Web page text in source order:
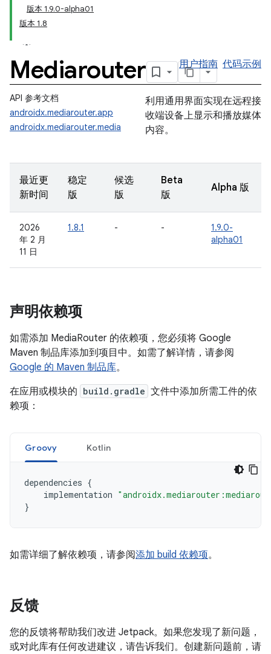
版本 1.9.0-alpha01
版本 1.8
Mediarouter 用户指南 代码示例
API 参考文档
androidx.mediarouter.app
androidx.mediarouter.media
利用通用界面实现在远程接
收端设备上显示和播放媒体
内容。
最近更
新时间
稳定
版
候选
版
Beta
版
Alpha 版
2026
年 2 月
11 日
1.8.1 - -
1.9.0-
alpha01
声明依赖项
如需添加 MediaRouter 的依赖项，您必须将 Google
Maven 制品库添加到项目中。如需了解详情，请参阅
Google 的 Maven 制品库。
在应用或模块的 build.gradle 文件中添加所需工件的依
赖项：
Groovy Kotlin
dependencies {
implementation
}
如需详细了解依赖项，请参阅添加 build 依赖项。
反馈
您的反馈将帮助我们改进 Jetpack。如果您发现了新问题，
或对此库有任何改进建议，请告诉我们。创建新问题前，请